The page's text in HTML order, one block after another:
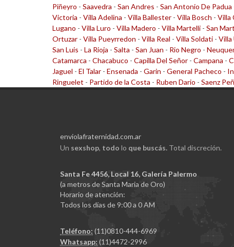
Piñeyro - Saavedra - San Andres - San Antonio De Padua
Victoria - Villa Adelina - Villa Ballester - Villa Bosch - Villa
Lugano - Villa Luro - Villa Madero - Villa Martelli - San
Ortuzar - Villa Pueyrredon - Villa Real - Villa Soldati - Villa
San Luis - La Rioja - Salta - San Juan - Rio Negro -
Catamarca - Chacabuco - Capilla Del Señor - Campana -
Jaguel - El Talar - Ensenada - Garin - General Pacheco -
Ringuelet - Partido de la Costa - Ruben Dario - Saenz
enviolafraternidad.com.ar
Un sexshop, todo lo que buscás. Total discreción.
Santa Fe 4456, Local 16, Galería Palermo
(a metros de Santa Maria de Oro)
Horario de atención:
Todos los días de 9:00 a 0 AM
Teléfono: (11)0810-444-6969
Whatsapp: (11)4472-2996